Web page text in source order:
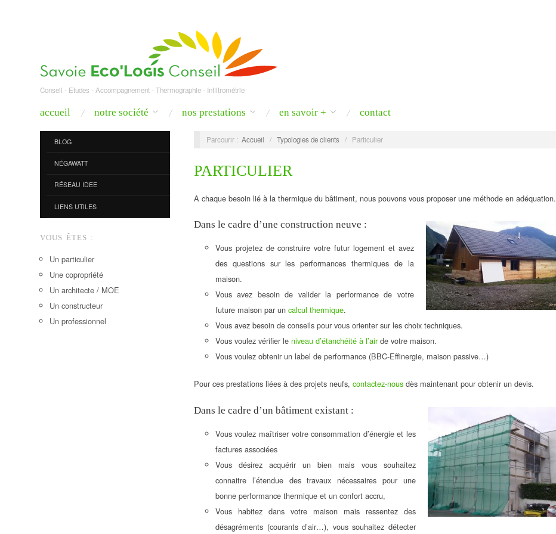
Conseil - Etudes - Accompagnement - Thermographie - Infiltrométrie
accueil notre société nos prestations en savoir + contact
BLOG
NÉGAWATT
RÉSEAU IDEE
LIENS UTILES
VOUS ÊTES :
Un particulier
Une copropriété
Un architecte / MOE
Un constructeur
Un professionnel
Parcourir : Accueil / Typologies de clients / Particulier
PARTICULIER
A chaque besoin lié à la thermique du bâtiment, nous pouvons vous proposer une méthode en adéquation.
Dans le cadre d’une construction neuve :
Vous projetez de construire votre futur logement et avez
des questions sur les performances thermiques de la
maison.
Vous avez besoin de valider la performance de votre
future maison par un calcul thermique.
Vous avez besoin de conseils pour vous orienter sur les choix techniques.
Vous voulez vérifier le niveau d’étanchéité à l’airde votre maison.
Vous voulez obtenir un label de performance (BBC-Effinergie, maison passive…)
Pour ces prestations liées à des projets neufs,contactez-nous dès maintenant pour obtenir un devis.
Dans le cadre d’un bâtiment existant :
Vous voulez maîtriser votre consommation d’énergie et les
factures associées
Vous désirez acquérir un bien mais vous souhaitez
connaitre l’étendue des travaux nécessaires pour une
bonne performance thermique et un confort accru,
Vous habitez dans votre maison mais ressentez des
désagréments (courants d’air…), vous souhaitez détecter